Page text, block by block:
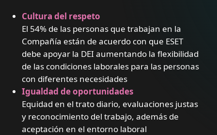
Cultura del respeto
El 54% de las personas que trabajan en la
Compañía están de acuerdo con que ESET
debe apoyar la DEI aumentando la flexibilidad
de las condiciones laborales para las personas
con diferentes necesidades
Igualdad de oportunidades
Equidad en el trato diario, evaluaciones justas
y reconocimiento del trabajo, además de
aceptación en el entorno laboral